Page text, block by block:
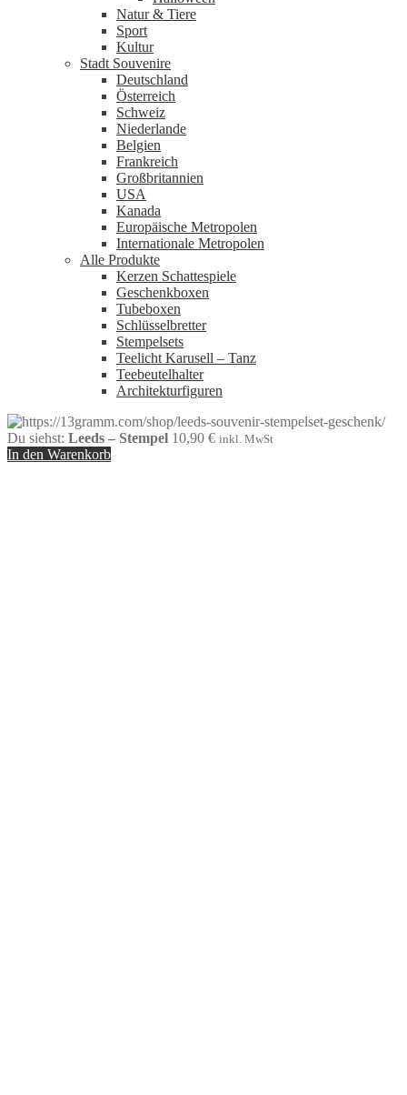
Natur & Tiere
Sport
Kultur
Stadt Souvenire
Deutschland
Österreich
Schweiz
Niederlande
Belgien
Frankreich
Großbritannien
USA
Kanada
Europäische Metropolen
Internationale Metropolen
Alle Produkte
Kerzen Schattespiele
Geschenkboxen
Tubeboxen
Schlüsselbretter
Stempelsets
Teelicht Karusell – Tanz
Teebeutelhalter
Architekturfiguren
Du siehst: Leeds – Stempel 10,90 € inkl. MwSt
In den Warenkorb